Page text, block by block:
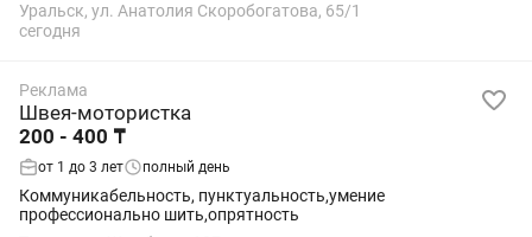
Уральск, ул. Анатолия Скоробогатова, 65/1
сегодня
Реклама
Швея-мотористка
200 - 400 ₸
от 1 до 3 лет полный день
Коммуникабельность, пунктуальность,умение
профессионально шить,опрятность